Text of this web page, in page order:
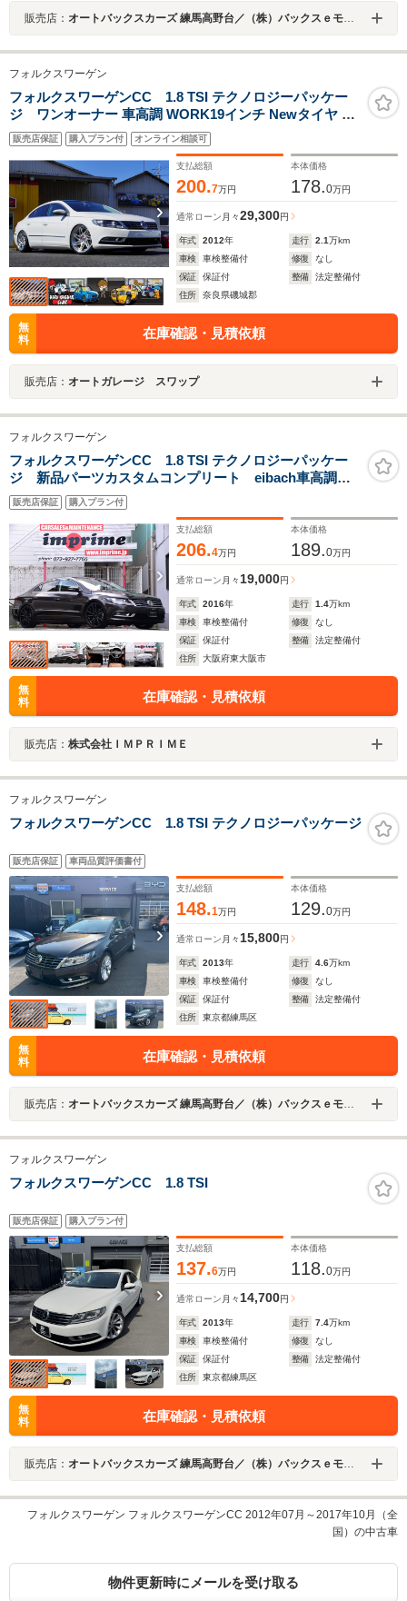
販売店： オートバックスカーズ 練馬高野台／（株）バックスｅモビリティ
フォルクスワーゲン
フォルクスワーゲンCC 1.8 TSI テクノロジーパッケー
ジ ワンオーナー 車高調 WORK19インチ Newタイヤ バ
ンパーシェイブ ルーフブラック
販売店保証 購入プラン付 オンライン相談可
支払総額
200.7万円
本体価格
178.0万円
通常ローン 月々29,300円
年式 2012年 走行 2.1万km
車検
車検整備付 修復
なし
保証
保証付 整備
法定整備付
住所
奈良県磯城郡
無
料
在庫確認・見積依頼
販売店： オートガレージ スワップ
フォルクスワーゲン
フォルクスワーゲンCC 1.8 TSI テクノロジーパッケー
ジ 新品パーツカスタムコンプリート eibach車高調
(PROSTREET S) 新品GRORA19インチアルミ 新品
NITTOタイヤ ルーフライニング張り替済 純正ナビ
エンブレムバックカメラ 禁煙車
販売店保証 購入プラン付
支払総額
206.4万円
本体価格
189.0万円
通常ローン 月々 19,000円
年式 2016年 走行 1.4万km
車検
車検整備付 修復
なし
保証
保証付 整備
法定整備付
住所
大阪府東大阪市
無
料
在庫確認・見積依頼
販売店： 株式会社ＩＭＰＲＩＭＥ
フォルクスワーゲン
フォルクスワーゲンCC 1.8 TSI テクノロジーパッケージ
販売店保証 車両品質評価書付
支払総額
148.1万円
本体価格
129.0万円
通常ローン 月々15,800円
年式 2013年 走行 4.6万km
車検
車検整備付 修復
なし
保証
保証付 整備
法定整備付
住所
東京都練馬区
無
料
在庫確認・見積依頼
販売店： オートバックスカーズ 練馬高野台／（株）バックスｅモビリティ
フォルクスワーゲン
フォルクスワーゲンCC 1.8 TSI
販売店保証 購入プラン付
支払総額
137.6万円
本体価格
118.0万円
通常ローン 月々14,700円
年式 2013年 走行 7.4万km
車検
車検整備付 修復
なし
保証
保証付 整備
法定整備付
住所
東京都練馬区
無
料
在庫確認・見積依頼
販売店： オートバックスカーズ 練馬高野台／（株）バックスｅモビリティ
フォルクスワーゲン フォルクスワーゲンCC 2012年07月～2017年10月（全
国）の中古車
物件更新時にメールを受け取る